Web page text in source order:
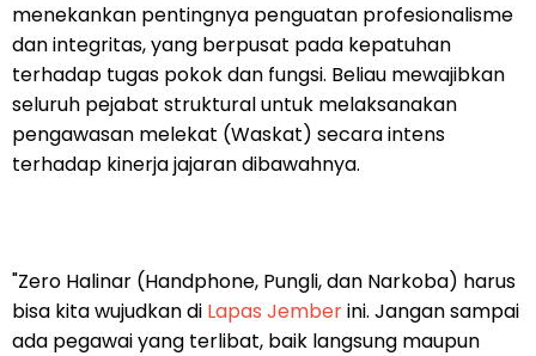
menekankan pentingnya penguatan profesionalisme
dan integritas, yang berpusat pada kepatuhan
terhadap tugas pokok dan fungsi. Beliau mewajibkan
seluruh pejabat struktural untuk melaksanakan
pengawasan melekat (Waskat) secara intens
terhadap kinerja jajaran dibawahnya.
"Zero Halinar (Handphone, Pungli, dan Narkoba) harus
bisa kita wujudkan di Lapas Jemberini. Jangan sampai
ada pegawai yang terlibat, baik langsung maupun